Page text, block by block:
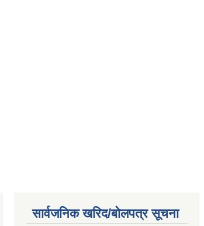
सार्वजनिक खरिद/बोलपत्र सूचना